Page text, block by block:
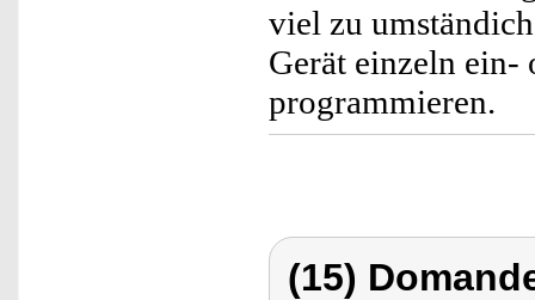
viel zu
Gerät einzeln ein-
programmieren.
(15)